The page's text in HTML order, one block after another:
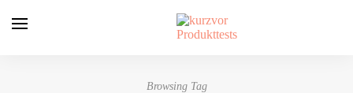
Browsing Tag